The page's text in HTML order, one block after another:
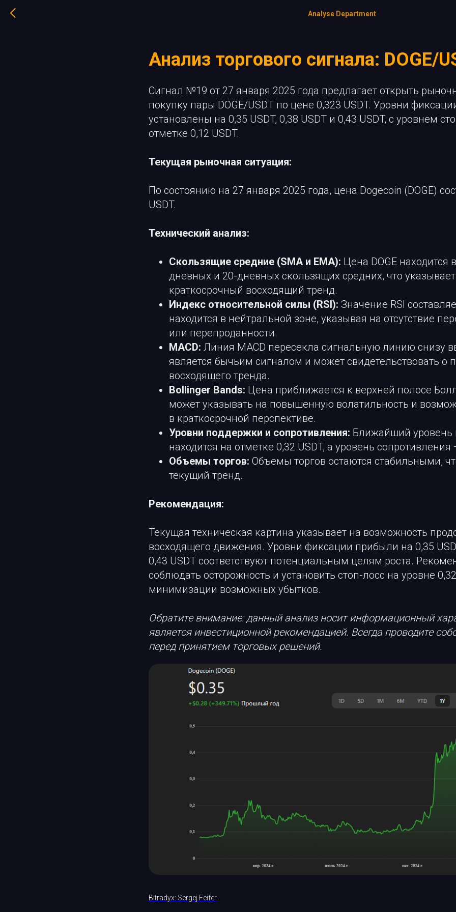
Analyse Department
Анализ торгового сигнала: DOGE/
Сигнал №19 от 27 января 2025 года предлагает открыть
покупку пары DOGE/USDT по цене 0,323 USDT. Уровни
установлены на 0,35 USDT, 0,38 USDT и 0,43 USDT, с уровнем
отметке 0,12 USDT.
Текущая рыночная ситуация:
По состоянию на 27 января 2025 года, цена Dogecoin (DOGE)
USDT.
Технический анализ:
Скользящие средние (SMA и EMA): Цена DOGE находится
дневных и 20-дневных скользящих средних, что
краткосрочный восходящий тренд.
Индекс относительной силы (RSI): Значение RSI
находится в нейтральной зоне, указывая на отсутствие
или перепроданности.
MACD: Линия MACD пересекла сигнальную линию снизу
является бычьим сигналом и может свидетельствовать о
восходящего тренда.
Bollinger Bands: Цена приближается к верхней полосе
может указывать на повышенную волатильность и
в краткосрочной перспективе.
Уровни поддержки и сопротивления: Ближайший уровень
находится на отметке 0,32 USDT, а уровень сопротивления
Объемы торгов: Объемы торгов остаются стабильными,
текущий тренд.
Рекомендация:
Текущая техническая картина указывает на возможность
восходящего движения. Уровни фиксации прибыли на 0,35
0,43 USDT соответствуют потенциальным целям роста.
соблюдать осторожность и установить стоп-лосс на уровне
минимизации возможных убытков.
Обратите внимание: данный анализ носит информационный
является инвестиционной рекомендацией. Всегда проводите
перед принятием торговых решений.
BItradyx: Sergej Feifer